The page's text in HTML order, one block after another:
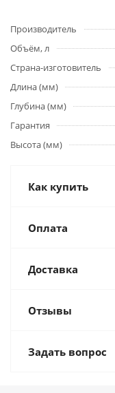
Производитель
Объём, л
Страна-изготовитель
Длина (мм)
Глубина (мм)
Гарантия
Высота (мм)
Как купить
Оплата
Доставка
Отзывы
Задать вопрос